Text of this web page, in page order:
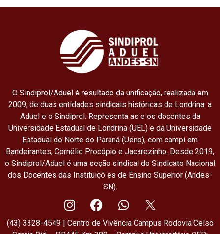
O Sindiprol/Aduel é resultado da unificação, realizada em
2009, de duas entidades sindicais históricas de Londrina: a
Aduel e o Sindiprol. Representa as e os docentes da
Universidade Estadual de Londrina (UEL) e da Universidade
Estadual do Norte do Paraná (Uenp), com campi em
Bandeirantes, Cornélio Procópio e Jacarezinho. Desde 2019,
o Sindiprol/Aduel é uma seção sindical do Sindicato Nacional
dos Docentes das Instituiçõ es de Ensino Superior (Andes-
SN).
(43) 3328-4549 | Centro de Vivência Campus Rodovia Celso